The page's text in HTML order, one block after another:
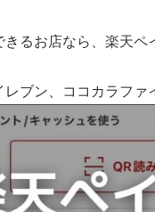
るお店なら、楽天ペ
レブン、ココカラファ